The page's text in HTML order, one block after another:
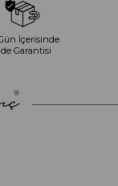
İçerisinde
Garantisi